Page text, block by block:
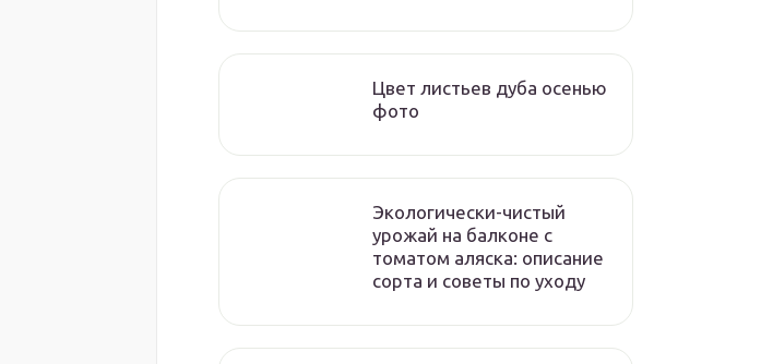
Цвет листьев дуба осенью
фото
Экологически-чистый
урожай на балконе с
томатом аляска: описание
сорта и советы по уходу